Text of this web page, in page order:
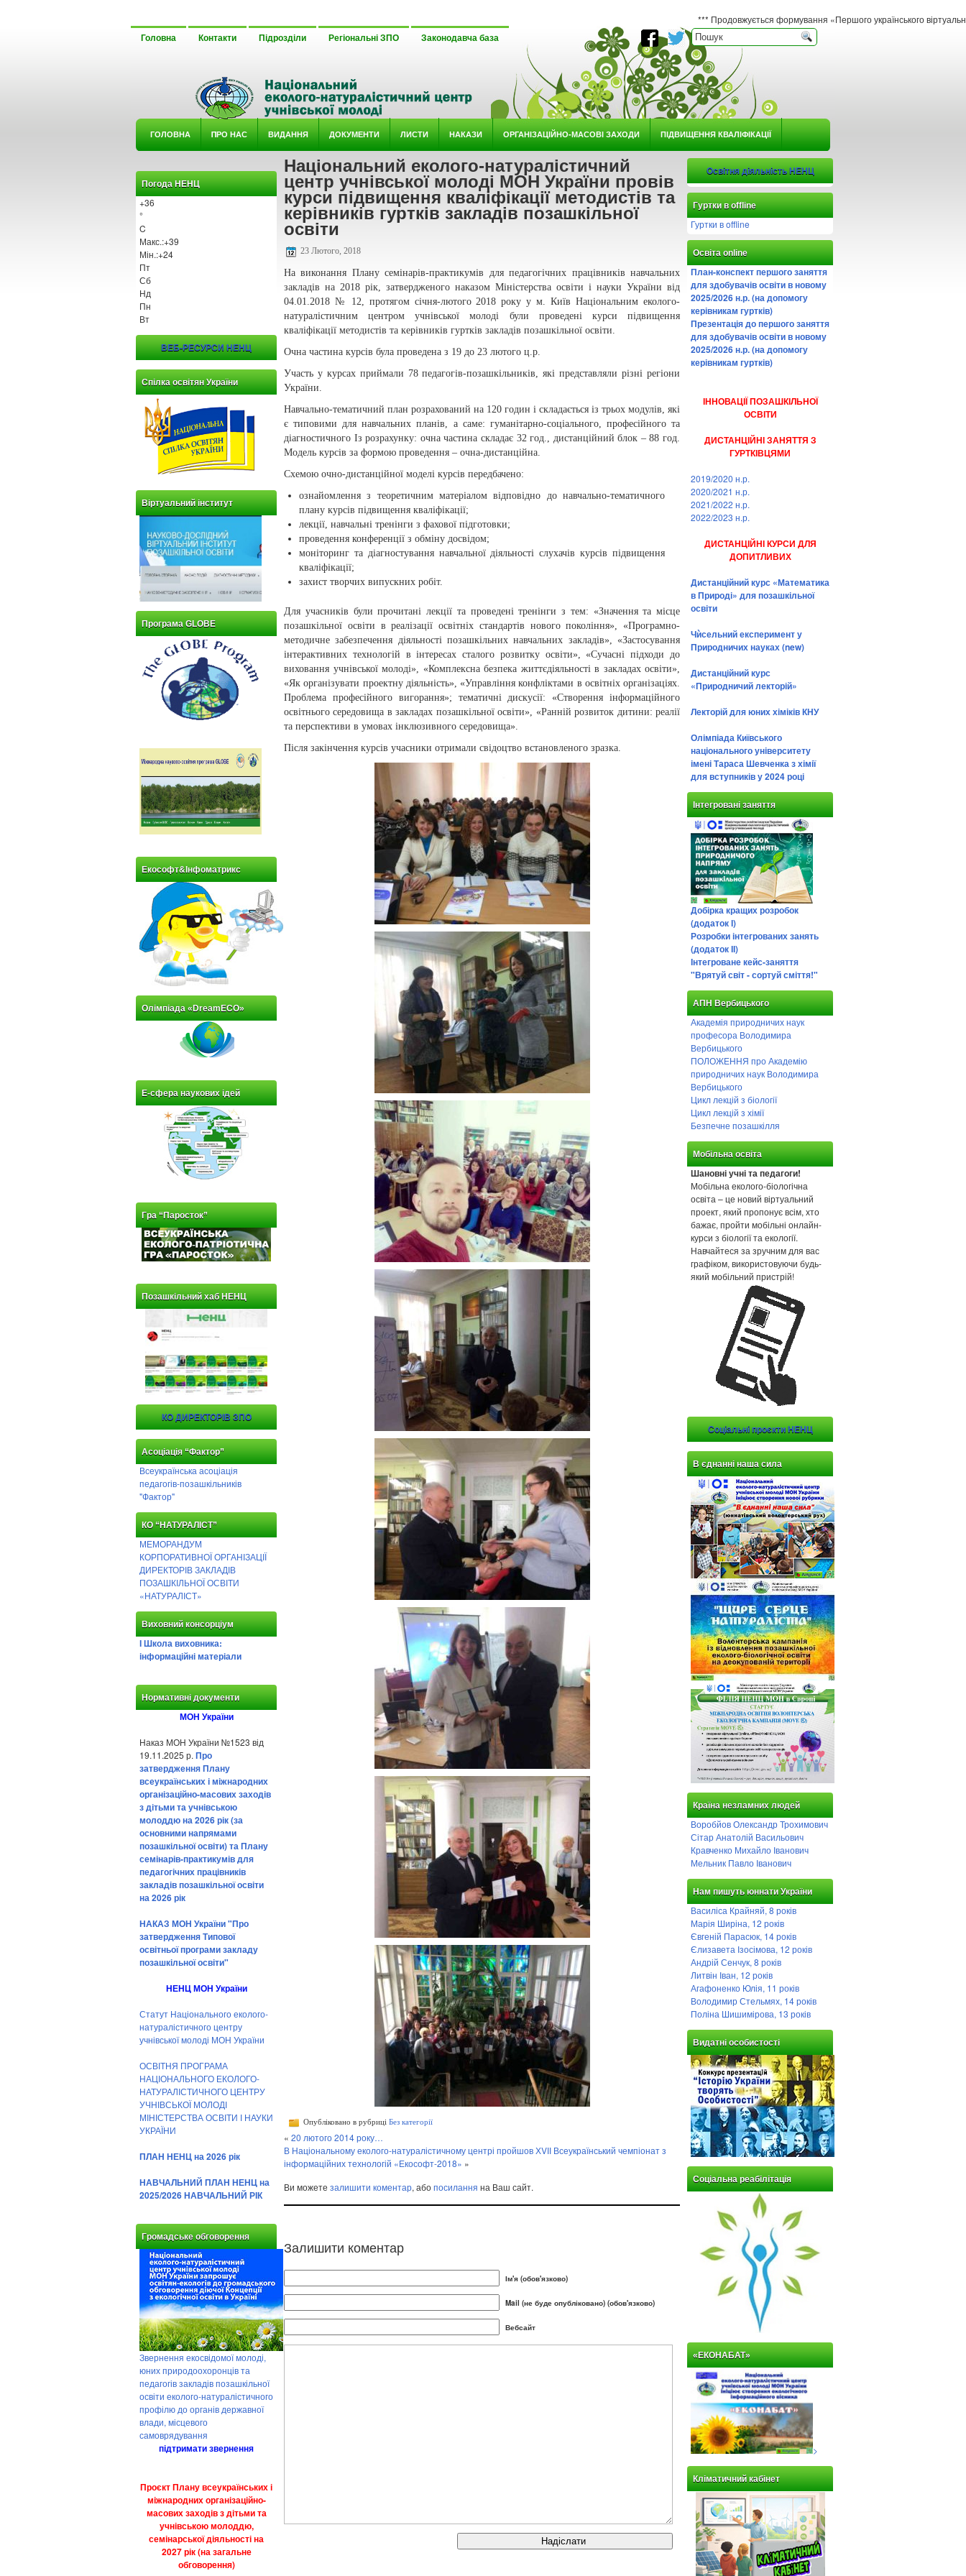
*** Продовжується формування «Першого українського віртуального
Головна Контакти Підрозділи Регіональні ЗПО Законодавча база
ГОЛОВНА ΠРО НАС ВИДАННЯ ДОКУМЕНТИ ЛИСТИ НАКАЗИ ОРГАНІЗАЦІЙНО-МАСОВІ ЗАХОДИ ПІДВИЩЕННЯ КВАЛІФІКАЦІЇ
Погода НЕНЦ
+36
°
C
Макс.:+39
Мін.:+24
Пт
Сб
Нд
Пн
Вт
ВЕБ-РЕСУРСИ НЕНЦ
Спілка освітян України
Віртуальний інститут
Програма GLOBE
Екософт&Інфоматрикс
Олімпіада «DreamECO»
Е-сфера наукових ідей
Гра “Паросток”
Позашкільний хаб НЕНЦ
КО ДИРЕКТОРІВ ЗПО
Асоціація “Фактор”
Всеукраїнська асоціація
педагогів-позашкільників
"Фактор"
КО “НАТУРАЛІСТ”
МЕМОРАНДУМ
КОРПОРАТИВНОЇ ОРГАНІЗАЦІЇ
ДИРЕКТОРІВ ЗАКЛАДІВ
ПОЗАШКІЛЬНОЇ ОСВІТИ
«НАТУРАЛІСТ»
Виховний консорціум
І Школа виховника:
інформаційні матеріали
Нормативні документи
МОН України
Наказ МОН України №1523 від
19.11.2025 р. Про
затвердження Плану
всеукраїнських і міжнародних
організаційно-масових заходів
з дітьми та учнівською
молоддю на 2026 рік (за
основними напрямами
позашкільної освіти) та Плану
семінарів-практикумів для
педагогічних працівників
закладів позашкільної освіти
на 2026 рік
НАКАЗ МОН України "Про
затвердження Типової
освітньої програми закладу
позашкільної освіти"
НЕНЦ МОН України
Статут Національного еколого-
натуралістичного центру
учнівської молоді МОН України
ОСВІТНЯ ПРОГРАМА
НАЦІОНАЛЬНОГО ЕКОЛОГО-
НАТУРАЛІСТИЧНОГО ЦЕНТРУ
УЧНІВСЬКОЇ МОЛОДІ
МІНІСТЕРСТВА ОСВІТИ І НАУКИ
УКРАЇНИ
ПЛАН НЕНЦ на 2026 рік
НАВЧАЛЬНИЙ ПЛАН НЕНЦ на
2025/2026 НАВЧАЛЬНИЙ РІК
Громадське обговорення
Звернення екосвідомої молоді,
юних природоохоронців та
педагогів закладів позашкільної
освіти еколого-натуралістичного
профілю до органів державної
влади, місцевого
самоврядування
підтримати звернення
Проєкт Плану всеукраїнських і
міжнародних організаційно-
масових заходів з дітьми та
учнівською молоддю,
семінарської діяльності на
2027 рік (на загальне
обговорення)
Національний еколого-натуралістичний
центр учнівської молоді МОН України провів
курси підвищення кваліфікації методистів та
керівників гуртків закладів позашкільної
освіти
23 Лютого, 2018
На виконання Плану семінарів-практикумів для педагогічних працівників навчальних
закладів на 2018 рік, затвердженого наказом Міністерства освіти і науки України від
04.01.2018 № 12, протягом січня-лютого 2018 року у м. Київ Національним еколого-
натуралістичним центром учнівської молоді були проведені курси підвищення
кваліфікації методистів та керівників гуртків закладів позашкільної освіти.
Очна частина курсів була проведена з 19 до 23 лютого ц.р.
Участь у курсах приймали 78 педагогів-позашкільників, які представляли різні регіони
України.
Навчально-тематичний план розрахований на 120 годин і складається із трьох модулів, які
є типовими для навчальних планів, а саме: гуманітарно-соціального, професійного та
діагностичного Із розрахунку: очна частина складає 32 год., дистанційний блок – 88 год.
Модель курсів за формою проведення – очна-дистанційна.
Схемою очно-дистанційної моделі курсів передбачено:
ознайомлення з теоретичним матеріалом відповідно до навчально-тематичного
плану курсів підвищення кваліфікації;
лекції, навчальні тренінги з фахової підготовки;
проведення конференції з обміну досвідом;
моніторинг та діагностування навчальної діяльності слухачів курсів підвищення
кваліфікації;
захист творчих випускних робіт.
Для учасників були прочитані лекції та проведені тренінги з тем: «Значення та місце
позашкільної освіти в реалізації освітніх стандартів нового покоління», «Програмно-
методичне забезпечення діяльності позашкільних навчальних закладів», «Застосування
інтерактивних технологій в інтересах сталого розвитку освіти», «Сучасні підходи до
виховання учнівської молоді», «Комплексна безпека життєдіяльності в закладах освіти»,
«Як організувати проектну діяльність», «Управління конфліктами в освітніх організаціях.
Проблема професійного вигорання»; тематичні дискусії: «Створення інформаційного
освітнього середовища в закладах позашкільної освіти», «Ранній розвиток дитини: реалії
та перспективи в умовах інклюзивного середовища».
Після закінчення курсів учасники отримали свідоцтво встановленого зразка.
Опубліковано в рубриці Без категорії
« 20 лютого 2014 року…
В Національному еколого-натуралістичному центрі пройшов ХVІІ Всеукраїнський чемпіонат з
інформаційних технологій «Екософт-2018» »
Ви можете залишити коментар, абопосилання на Ваш сайт.
Залишити коментар
Ім'я (обов'язково)
Mail (не буде опубліковано) (обов'язково)
Вебсайт
Освітня діяльність НЕНЦ
Гуртки в offline
Гуртки в offline
Освіта online
План-конспект першого заняття
для здобувачів освіти в новому
2025/2026 н.р. (на допомогу
керівникам гуртків)
Презентація до першого заняття
для здобувачів освіти в новому
2025/2026 н.р. (на допомогу
керівникам гуртків)
ІННОВАЦІЇ ПОЗАШКІЛЬНОЇ
ОСВІТИ
ДИСТАНЦІЙНІ ЗАНЯТТЯ З
ГУРТКІВЦЯМИ
2019/2020 н.р.
2020/2021 н.р.
2021/2022 н.р.
2022/2023 н.р.
ДИСТАНЦІЙНІ КУРСИ ДЛЯ
ДОПИТЛИВИХ
Дистанційний курс «Математика
в Природі» для позашкільної
освіти
Чѝсельний експеримент у
Природничих науках (new)
Дистанційний курс
«Природничий лекторій»
Лекторій для юних хіміків КНУ
Олімпіада Київського
національного університету
імені Тараса Шевченка з хімії
для вступників у 2024 році
Інтегровані заняття
Добірка кращих розробок
(додаток І)
Розробки інтегрованих занять
(додаток ІІ)
Інтегроване кейс-заняття
"Врятуй світ - сортуй сміття!"
АПН Вербицького
Академія природничих наук
професора Володимира
Вербицького
ПОЛОЖЕННЯ про Академію
природничих наук Володимира
Вербицького
Цикл лекцій з біології
Цикл лекцій з хімії
Безпечне позашкілля
Мобільна освіта
Шановні учні та педагоги!
Мобільна еколого-біологічна
освіта – це новий віртуальний
проект, який пропонує всім, хто
бажає, пройти мобільні онлайн-
курси з біології та екології.
Навчайтеся за зручним для вас
графіком, використовуючи будь-
який мобільний пристрій!
Соціальні проєкти НЕНЦ
В єднанні наша сила
Країна незламних людей
Воробйов Олександр Трохимович
Сітар Анатолій Васильович
Кравченко Михайло Іванович
Мельник Павло Іванович
Нам пишуть юннати України
Василіса Крайняй, 8 років
Марія Ширіна, 12 років
Євгеній Парасюк, 14 років
Єлизавета Ізосімова, 12 років
Андрій Сенчук, 8 років
Литвін Іван, 12 років
Агафоненко Юлія, 11 років
Володимир Стельмях, 14 років
Поліна Шишимірова, 13 років
Видатні особистості
Соціальна реабілітація
«ЕКОНАБАТ»
>
Кліматичний кабінет